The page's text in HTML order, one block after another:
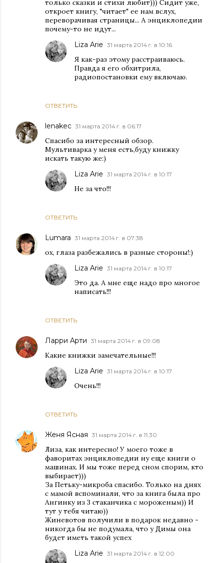
только сказки и стихи любит))) Сидит уже,
откроет книгу, "читает" ее нам вслух,
переворачивая страницы... А энциклопедии
почему-то не идут...
ОТВЕТИТЬ
Liza Arie 31 марта 2014 г. в 10:16
Я как-раз этому расстраиваюсь.
Правда я его обхитрила,
радиопостановки ему включаю.
lenakec 31 марта 2014 г. в 06:17
Спасибо за интересный обзор.
Мультиварка у меня есть,буду книжку
искать такую же:)
ОТВЕТИТЬ
Liza Arie 31 марта 2014 г. в 10:17
Не за что!!!
Lumara 31 марта 2014 г. в 07:38
ох, глаза разбежались в разные стороны!:)
ОТВЕТИТЬ
Liza Arie 31 марта 2014 г. в 10:17
Это да. А мне еще надо про многое
написать!!!
Ларри Арти 31 марта 2014 г. в 09:08
Какие книжки замечательные!!!
ОТВЕТИТЬ
Liza Arie 31 марта 2014 г. в 10:17
Очень!!!
Женя Ясная 31 марта 2014 г. в 11:30
Лиза, как интересно! У моего тоже в
фаворитах энциклопедии ну еще книги о
машинах. И мы тоже перед сном спорим, кто
выбирает)))
За Петьку-микроба спасибо. Только на днях
с мамой вспоминали, что за книга была про
Ангинку из 3 стаканчика с мороженым)) И
тут у тебя читаю))
Жиневотов получили в подарок недавно -
никогда бы не подумала, что у Димы она
будет иметь такой успех
Liza Arie 31 марта 2014 г. в 12:00